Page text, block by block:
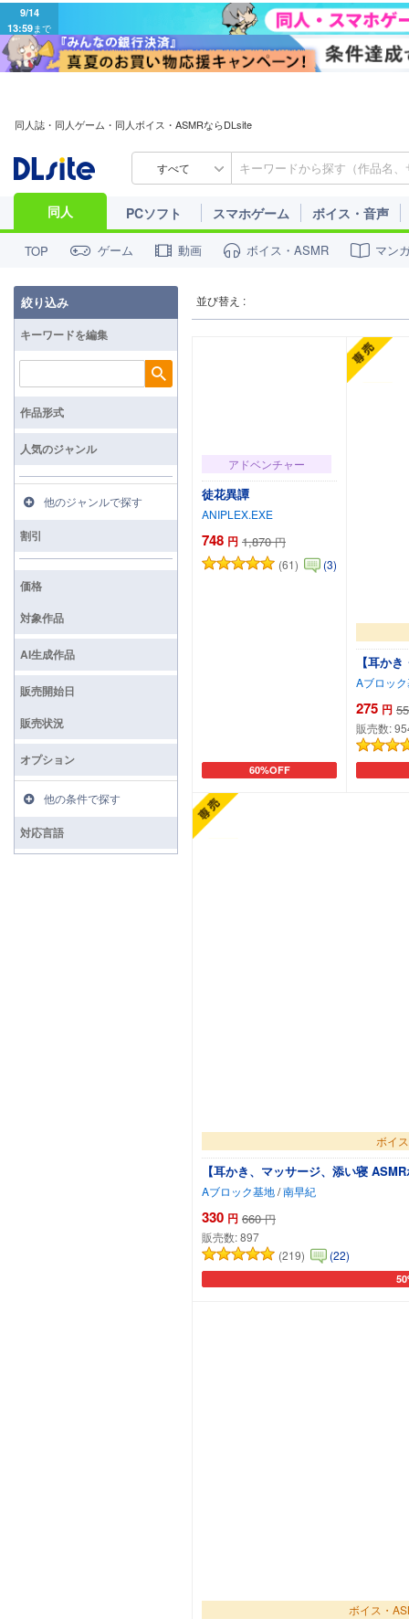
9/14
13:59まで
同人誌・同人ゲーム・同人ボイス・ASMRならDLsite
すべて
同人 PCソフト スマホゲーム ボイス・音声
TOP ゲーム 動画 ボイス・ASMR マン
並び替え :
アドベンチャー
徒花異譚
ANIPLEX.EXE
748 円 1,870 円
(61)
(3)
60%OFF
カートに追加
【耳か
Aブロッ
275 円
販売数:
ボイ
【耳かき、マッサージ、添い寝
Aブロック基地/南早紀
330 円 660 円
販売数:897
(219)
(22)
カ
ボイス・
絞り込み
キーワードを編集
検索
作品形式
人気のジャンル
他のジャンルで探す
割引
価格
対象作品
AI生成作品
販売開始日
販売状況
オプション
他の条件で探す
対応言語